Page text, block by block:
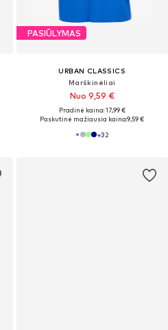
PASIŪLYMAS
URBAN CLASSICS
Marškinėliai
Nuo 9,59 €
Pradinė kaina: 17,99 €
Paskutinė mažiausia kaina:9,59 €
+32